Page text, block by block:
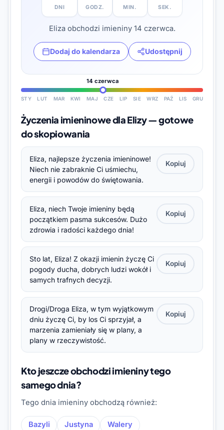
DNI GODZ. MIN. SEK.
Eliza obchodzi imieniny 14 czerwca.
Dodaj do kalendarza Udostępnij
14 czerwca
STY LUT MAR KWI MAJ CZE LIP SIE WRZ PAŹ LIS GRU
Życzenia imieninowe dla Elizy — gotowe
do skopiowania
Eliza, najlepsze życzenia imieninowe!
Niech nie zabraknie Ci uśmiechu,
energii i powodów do świętowania.
Kopiuj
Eliza, niech Twoje imieniny będą
początkiem pasma sukcesów. Dużo
zdrowia i radości każdego dnia!
Kopiuj
Sto lat, Eliza! Z okazji imienin życzę Ci
pogody ducha, dobrych ludzi wokół i
samych trafnych decyzji.
Kopiuj
Drogi/Droga Eliza, w tym wyjątkowym
dniu życzę Ci, by los Ci sprzyjał, a
marzenia zamieniały się w plany, a
plany w rzeczywistość.
Kopiuj
Kto jeszcze obchodzi imieniny tego
samego dnia?
Tego dnia imieniny obchodzą również:
Bazyli Justyna Walery